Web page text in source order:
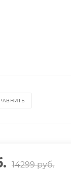
14299руб.